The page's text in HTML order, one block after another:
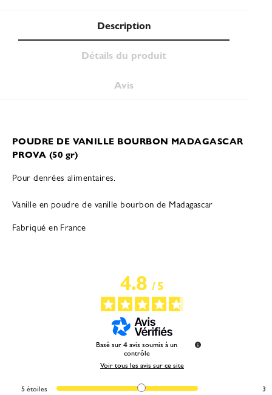
Description
Détails du produit
Avis
POUDRE DE VANILLE BOURBON MADAGASCAR
PROVA (50 gr)
Pour denrées alimentaires.
Vanille en poudre de vanille bourbon de Madagascar
Fabriqué en France
4.8/5
Basé sur4avis soumis à un
contrôle
Voir tous les avis sur ce site
5étoiles
3